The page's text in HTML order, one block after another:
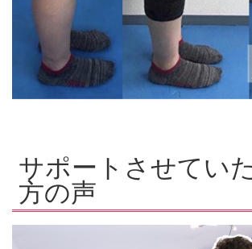
サポートさせてい
方の声